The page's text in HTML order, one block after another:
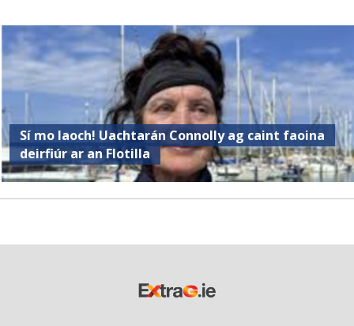
Sí mo laoch! Uachtarán Connolly ag caint faoina
deirfiúr ar an Flotilla